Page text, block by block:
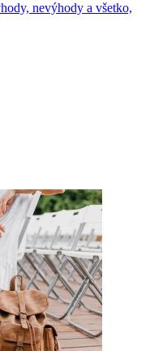
nevýhody a všetko,